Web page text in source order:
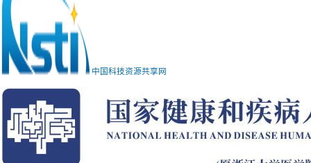
中国科技资源共享网